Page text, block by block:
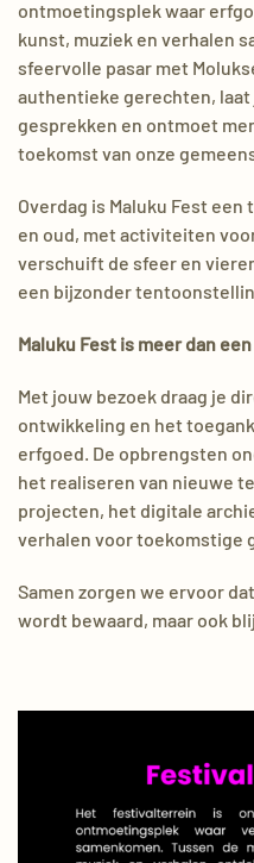
ontmoetingsplek waar
kunst, muziek en verhalen
sfeervolle pasar met
authentieke gerechten,
gesprekken en ontmoet
toekomst van onze
Overdag is Maluku Fest
en oud, met activiteiten
verschuift de sfeer en
een bijzonder
Maluku Fest is meer dan
Met jouw bezoek draag je
ontwikkeling en het
erfgoed. De opbrengsten
het realiseren van nieuwe
projecten, het digitale
verhalen voor toekomstige
Samen zorgen we ervoor
wordt bewaard, maar ook